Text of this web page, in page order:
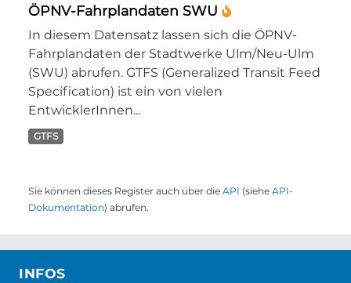
ÖPNV-Fahrplandaten SWU
In diesem Datensatz lassen sich die ÖPNV-
Fahrplandaten der Stadtwerke Ulm/Neu-Ulm
(SWU) abrufen. GTFS (Generalized Transit Feed
Specification) ist ein von vielen
EntwicklerInnen...
GTFS
Sie können dieses Register auch über die API (siehe API-
Dokumentation) abrufen.
INFOS